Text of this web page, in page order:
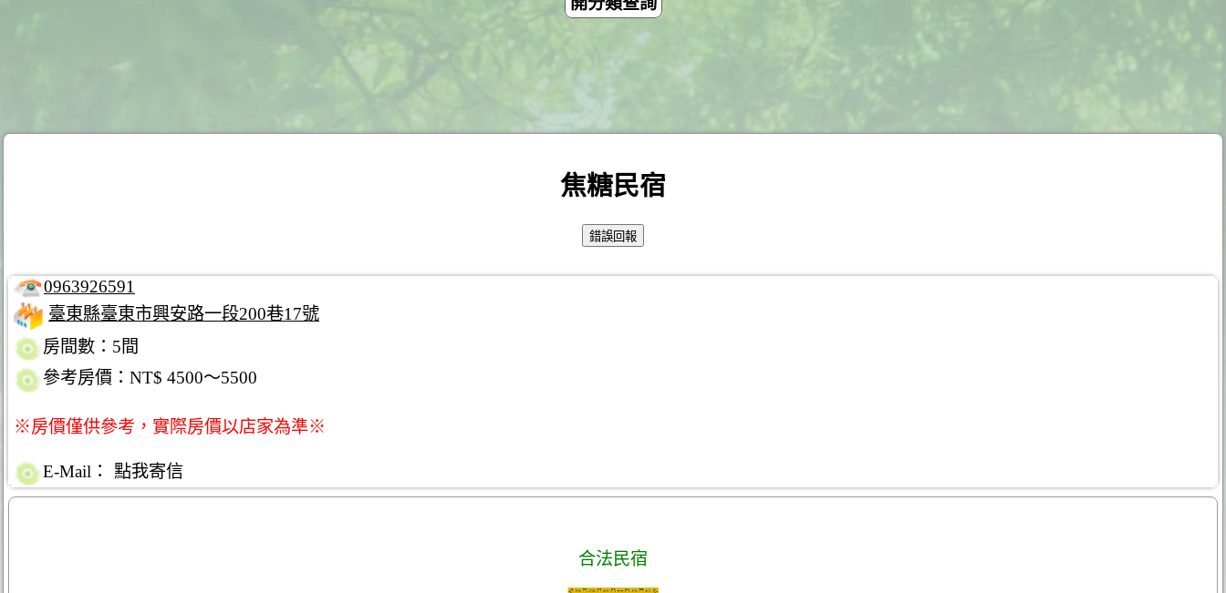
焦糖民宿
0963926591
臺東縣臺東市興安路一段200巷17號
房間數：5間
參考房價：NT$ 4500～5500
※房價僅供參考，實際房價以店家為準※
E-Mail： 點我寄信
合法民宿